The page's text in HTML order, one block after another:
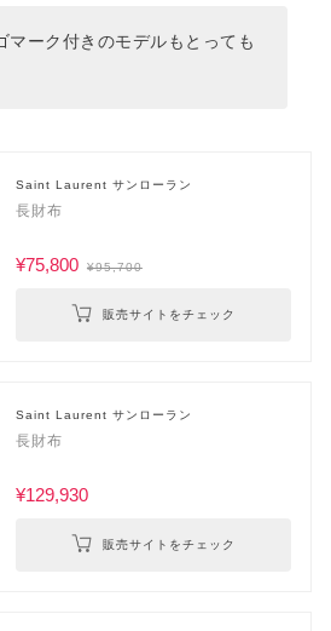
マーク付きのモデルもとっても
Saint Laurent サンローラン
長財布
¥75,800 ¥95,700
販売サイトをチェック
Saint Laurent サンローラン
長財布
¥129,930
販売サイトをチェック